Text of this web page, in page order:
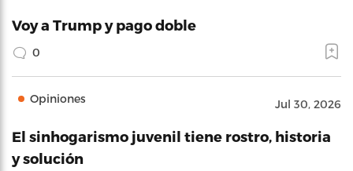
Voy a Trump y pago doble
0
Opiniones Jul 30, 2026
El sinhogarismo juvenil tiene rostro, historia
y solución